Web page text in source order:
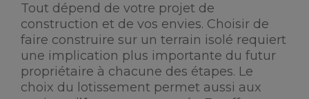
Tout dépend de votre projet de
construction et de vos envies. Choisir de
faire construire sur un terrain isolé requiert
une implication plus importante du futur
propriétaire à chacune des étapes. Le
choix du lotissement permet aussi aux